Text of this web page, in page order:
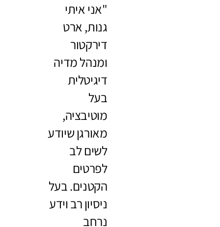
"אני איתי
גנות, ארט
דירקטור
ומנהל מדיה
דיגיטלית
בעל
מוטיבציה,
מאורגן שיודע
לשים לב
לפרטים
הקטנים. בעל
ניסיון רב וידע
נרחב